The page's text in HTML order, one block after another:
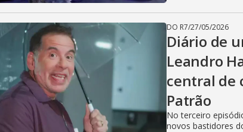
DO R7/27/05/2026
Diário de
Leandro
central de
Patrão
No terceiro
novos bastidores